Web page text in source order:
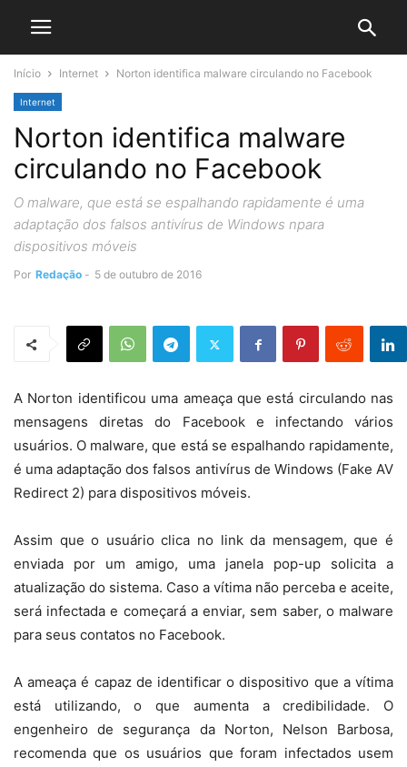
Início Internet Norton identifica malware circulando no Facebook
Internet
Norton identifica malware
circulando no Facebook
O malware, que está se espalhando rapidamente é uma
adaptação dos falsos antivírus de Windows npara
dispositivos móveis
Por Redação - 5 de outubro de 2016
A Norton identificou uma ameaça que está circulando nas
mensagens diretas do Facebook e infectando vários
usuários. O malware, que está se espalhando rapidamente,
é uma adaptação dos falsos antivírus de Windows (Fake AV
Redirect 2) para dispositivos móveis.
Assim que o usuário clica no link da mensagem, que é
enviada por um amigo, uma janela pop-up solicita a
atualização do sistema. Caso a vítima não perceba e aceite,
será infectada e começará a enviar, sem saber, o malware
para seus contatos no Facebook.
A ameaça é capaz de identificar o dispositivo que a vítima
está utilizando, o que aumenta a credibilidade. O
engenheiro de segurança da Norton, Nelson Barbosa,
recomenda que os usuários que foram infectados usem